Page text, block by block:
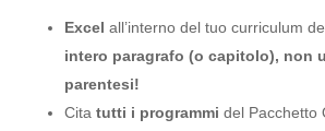
Excel all’interno del tuo curriculum
intero paragrafo (o capitolo), non
parentesi!
Cita tutti i programmi del Pacchetto